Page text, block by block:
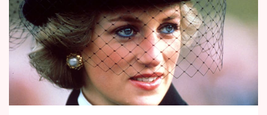
Seriály
Horoskopy
Sledujte prima+
Filmový festival Karlovy Vary